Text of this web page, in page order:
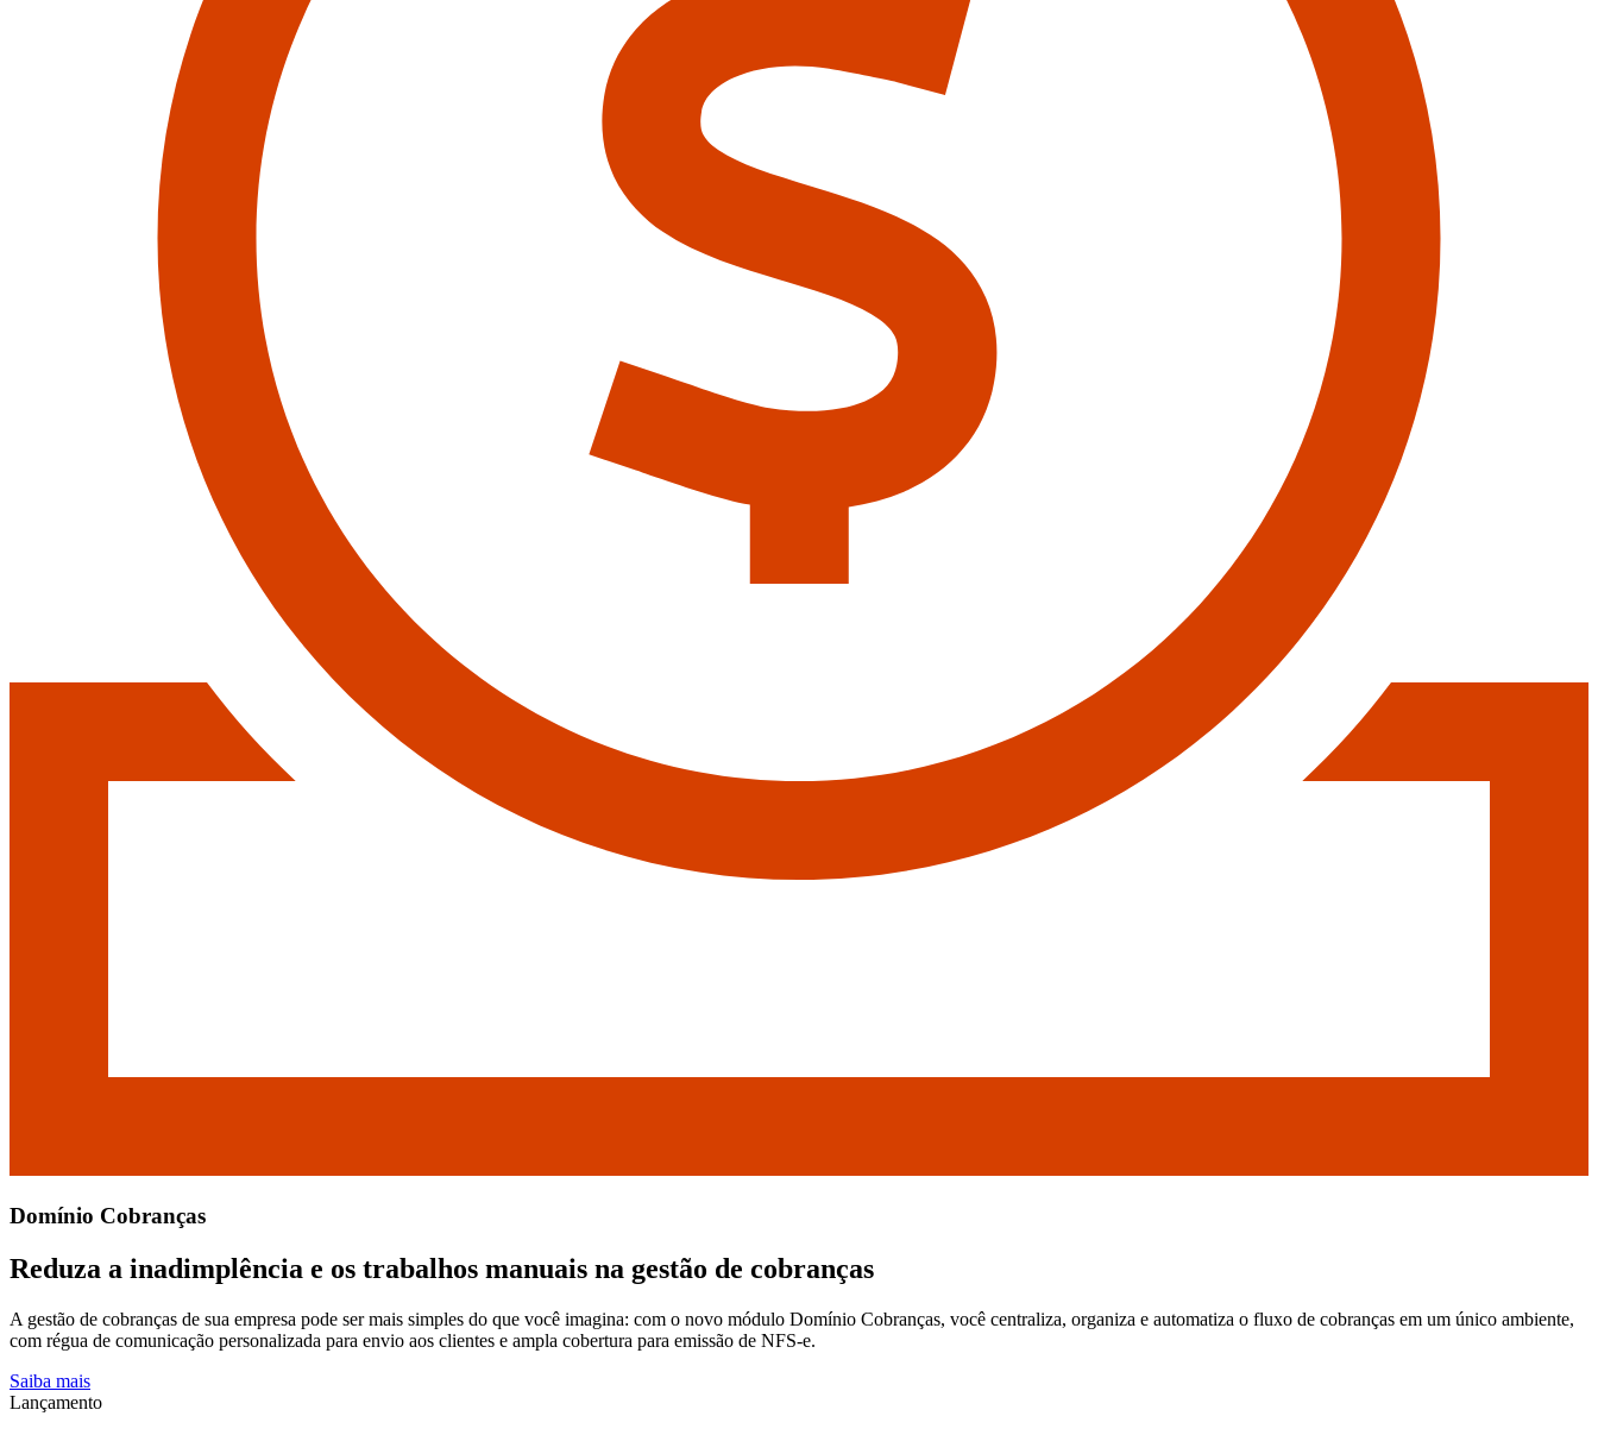
Domínio Cobranças
Reduza a inadimplência e os trabalhos manuais na gestão de cobranças
A gestão de cobranças de sua empresa pode ser mais simples do que você imagina: com o novo módulo Domínio Cobranças, você centraliza, organiza e automatiza o fluxo de cobranças em um único ambiente,
com régua de comunicação personalizada para envio aos clientes e ampla cobertura para emissão de NFS-e.
Saiba mais
Lançamento